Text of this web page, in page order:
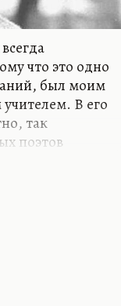
что это одно
был моим
В его
так
поэтов
и почитать. Я
и
Коркию… Да и
появлялся
туда пришёл,
там пел
создал